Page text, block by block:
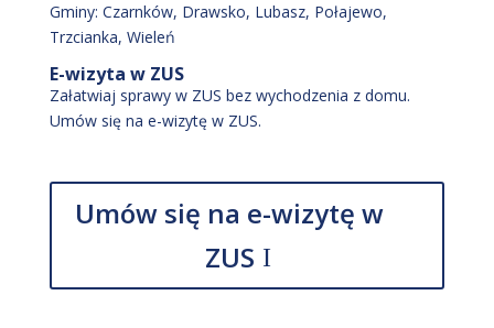
Gminy: Czarnków, Drawsko, Lubasz, Połajewo,
Trzcianka, Wieleń
E-wizyta w ZUS
Załatwiaj sprawy w ZUS bez wychodzenia z domu.
Umów się na e-wizytę w ZUS.
Umów się na e-wizytę w
ZUS